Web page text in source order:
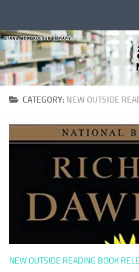
CATEGORY: NEW OUTSIDE
NEW OUTSIDE READING BOOK